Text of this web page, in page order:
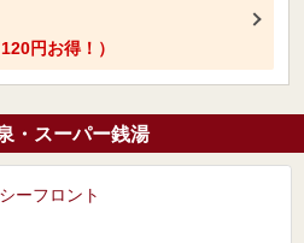
円お得！）
・スーパー銭湯
ーフロント